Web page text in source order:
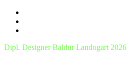
Dipl. Designer Baldur Landogart 2026